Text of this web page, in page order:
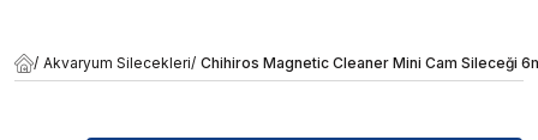
/ Akvaryum Silecekleri/ Chihiros Magnetic Cleaner Mini Cam Sileceği